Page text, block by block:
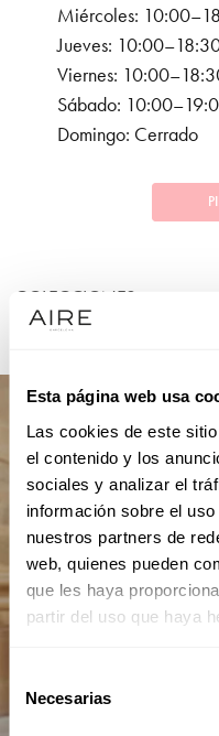
Esta página web usa
Las cookies de este
el contenido y los
sociales y analizar el
información sobre el
nuestros partners de
web, quienes pueden
que les haya
partir del uso que haya
Necesarias
Miércoles:
Jueves:
Viernes:
Sábado:
Domingo: Cerrado
COLECCIONES